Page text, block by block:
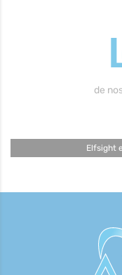
de
Elfsight